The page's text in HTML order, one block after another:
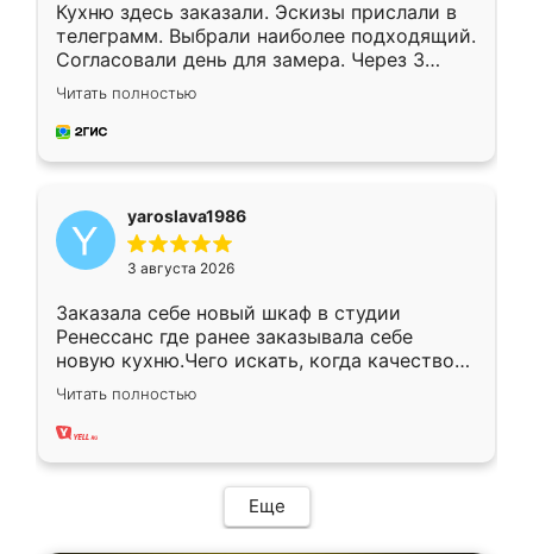
Кухню здесь заказали. Эскизы прислали в
телеграмм. Выбрали наиболее подходящий.
Согласовали день для замера. Через 3
недели кухня была уже готова. Остались
довольны работой. Спасибо Ренессанс
мебель за качественную работу!
Читать полностью
yaroslava1986
3 августа 2026
Заказала себе новый шкаф в студии
Ренессанс где ранее заказывала себе
новую кухню.Чего искать, когда качеством
вполне довольна. Служит кухня уже почти
два года, нареканий нет.
Читать полностью
Еще